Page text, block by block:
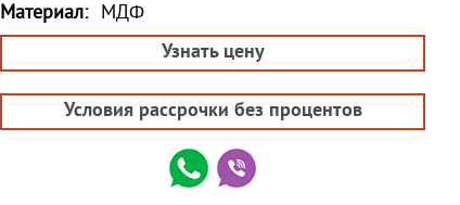
Материал: МДФ
Узнать цену
Условия рассрочки без процентов